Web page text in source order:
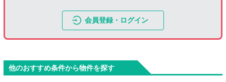
会員登録・ログイン
他のおすすめ条件から物件を探す